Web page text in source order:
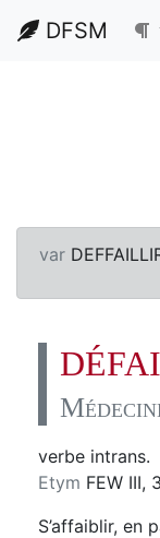
DFSM
var
verbe intrans.
Etym FEW III,
S’affaiblir, en